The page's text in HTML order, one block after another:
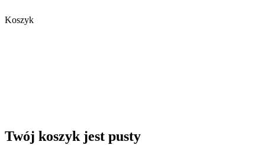
Koszyk
Twój koszyk jest pusty